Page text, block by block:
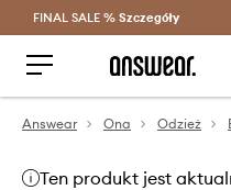
Oszczędzaj
FINAL SALE % Szczegóły
Answear Ona Odzież
Ten produkt jest